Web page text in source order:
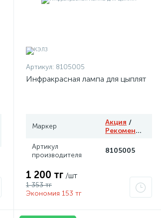
Артикул: 8105005
Инфракрасная лампа для цыплят
Маркер Акция /
Рекомендуем
Артикул
производителя
8105005
1 200 тг /шт
1 353 тг
Экономия 153 тг